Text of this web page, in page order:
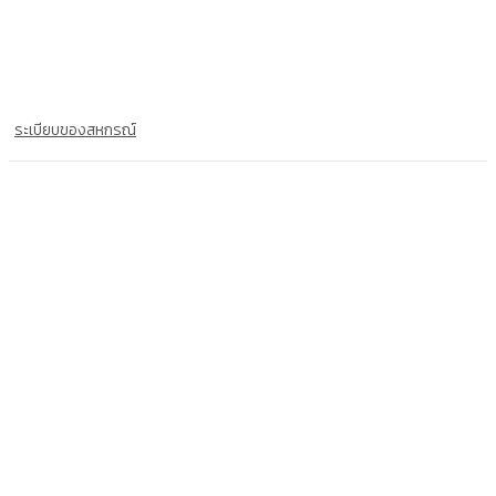
ระเบียบของสหกรณ์